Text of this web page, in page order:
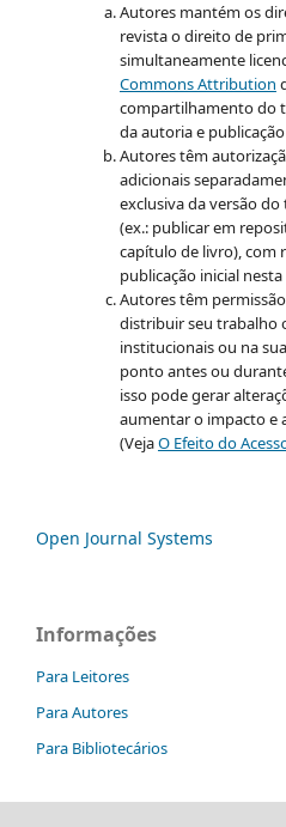
Autores mantém os
revista o direito de
simultaneamente
Commons Attribution
compartilhamento do
da autoria e
Autores têm
adicionais
exclusiva da versão
(ex.: publicar em
capítulo de livro), com
publicação inicial
Autores têm
distribuir seu trabalho
institucionais ou na
ponto antes ou
isso pode gerar
aumentar o impacto e
(VejaO Efeito do
Open Journal Systems
Informações
Para Leitores
Para Autores
Para Bibliotecários